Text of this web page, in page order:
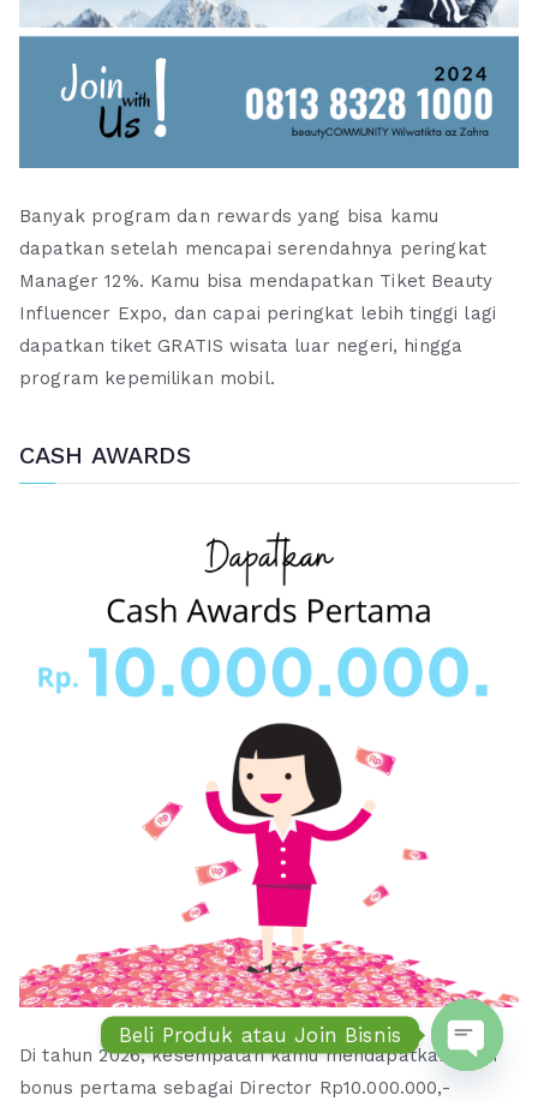
Banyak program dan rewards yang bisa kamu
dapatkan setelah mencapai serendahnya peringkat
Manager 12%. Kamu bisa mendapatkan Tiket Beauty
Influencer Expo, dan capai peringkat lebih tinggi lagi
dapatkan tiket GRATIS wisata luar negeri, hingga
program kepemilikan mobil.
CASH AWARDS
Di tahun 2026, kesempatan kamu mendapatkan cash
bonus pertama sebagai Director Rp10.000.000,-
Beli Produk atau Join Bisnis